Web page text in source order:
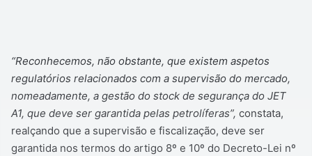
“Reconhecemos, não obstante, que existem aspetos
regulatórios relacionados com a supervisão do mercado,
nomeadamente, a gestão do stock de segurança do JET
A1, que deve ser garantida pelas petrolíferas”, constata,
realçando que a supervisão e fiscalização, deve ser
garantida nos termos do artigo 8º e 10º do Decreto-Lei nº